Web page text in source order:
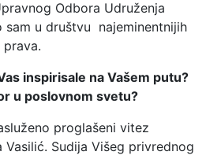
Odbora Udruženja
sam u društvu najeminentnijih
inspirisale na Vašem putu?
u poslovnom svetu?
proglašeni vitez
Vasilić. Sudija Višeg privrednog